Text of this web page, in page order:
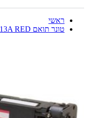
ראשי
טונר תואם 413A RED